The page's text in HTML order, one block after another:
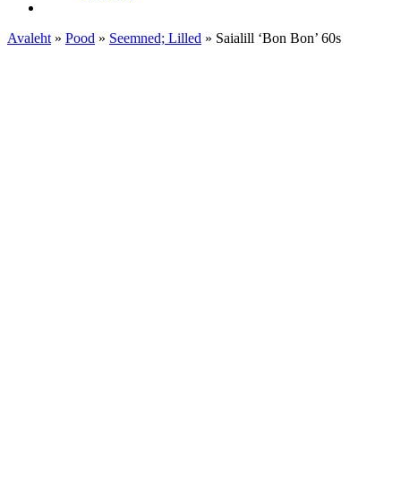
Avaleht » Pood » Seemned; Lilled » Saialill ‘Bon Bon’ 60s